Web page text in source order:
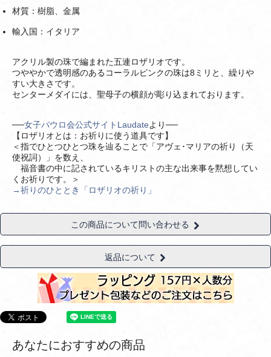
材質：樹脂、金属
輸入国：イタリア
アクリル製の珠で編まれた五連ロザリオです。
つややかで透明感のあるコーラルピンクの珠は8ミリと、繰りや
すい大きさです。
センターメダイには、聖母子の横顔が彫り込まれております。
──女子パウロ会公式サイトLaudateより──
【ロザリオとは：お祈りに使う道具です】
＜指でひとつひとつ珠を辿ることで「アヴェ･マリアの祈り（天
使祝詞）」を数え、
福音書の中に記されているキリストの主な出来事を黙想してい
くお祈りです。＞
→祈りのひととき「ロザリオの祈り」
この商品について問い合わせる
返品について
あなたにおすすめの商品